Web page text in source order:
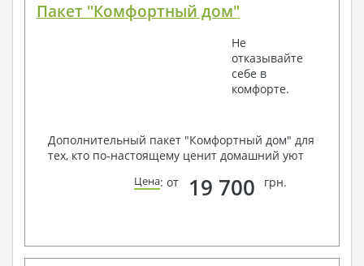
Пакет "Комфортный дом"
Не
отказывайте
себе в
комфорте.
Дополнительный пакет "Комфортный дом" для
тех, кто по-настоящему ценит домашний уют
Цена: от 19 700 грн.